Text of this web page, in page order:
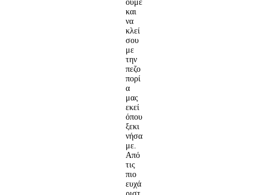
ουμε
και
να
κλεί
σου
με
την
πεζο
πορί
α
μας
εκεί
όπου
ξεκι
νήσα
με.
Από
τις
πιο
ευχά